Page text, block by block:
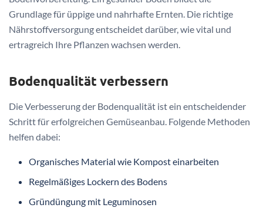
Grundlage für üppige und nahrhafte Ernten. Die richtige
Nährstoffversorgung entscheidet darüber, wie vital und
ertragreich Ihre Pflanzen wachsen werden.
Bodenqualität verbessern
Die Verbesserung der Bodenqualität ist ein entscheidender
Schritt für erfolgreichen Gemüseanbau. Folgende Methoden
helfen dabei:
Organisches Material wie Kompost einarbeiten
Regelmäßiges Lockern des Bodens
Gründüngung mit Leguminosen